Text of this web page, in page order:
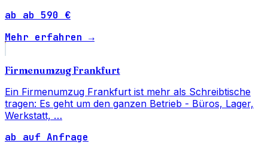
ab ab 590 €
Mehr erfahren →
Firmenumzug Frankfurt
Ein Firmenumzug Frankfurt ist mehr als Schreibtische
tragen: Es geht um den ganzen Betrieb - Büros, Lager,
Werkstatt, …
ab auf Anfrage